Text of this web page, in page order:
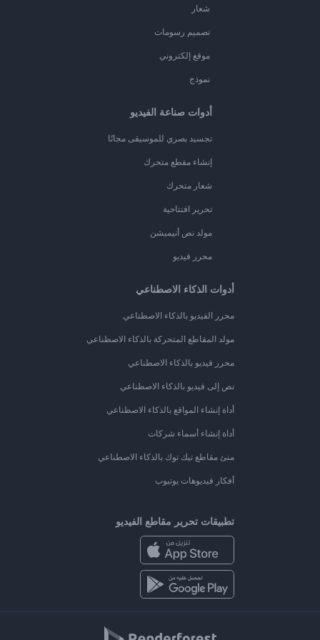
شعار
تصميم رسومات
موقع إلكتروني
نموذج
أدوات صناعة الفيديو
تجسيد بصري للموسيقى مجانًا
إنشاء مقطع متحرك
شعار متحرك
تحرير افتتاحية
مولد نص أنيميشن
محرر فيديو
أدوات الذكاء الاصطناعي
محرر الفيديو بالذكاء الاصطناعي
مولد المقاطع المتحركة بالذكاء الاصطناعي
محرر فيديو بالذكاء الاصطناعي
نص إلى فيديو بالذكاء الاصطناعي
أداة إنشاء المواقع بالذكاء الاصطناعي
أداة إنشاء أسماء شركات
منئ مقاطع تيك توك بالذكاء الاصطناعي
أفكار فيديوهات يوتيوب
تطبيقات تحرير مقاطع الفيديو